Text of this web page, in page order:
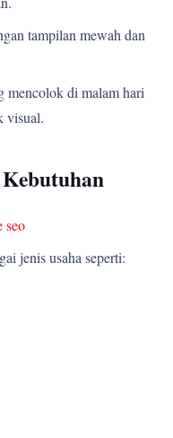
tampilan mewah dan
mencolok di malam hari
visual.
jenis usaha seperti: